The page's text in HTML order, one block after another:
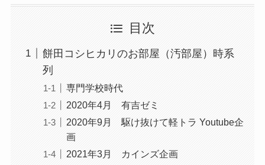
目次
餅田コシヒカリのお部屋（汚部屋）時系
列
専門学校時代
2020年4月 有吉ゼミ
2020年9月 駆け抜けて軽トラ Youtube企
画
2021年3月 カインズ企画